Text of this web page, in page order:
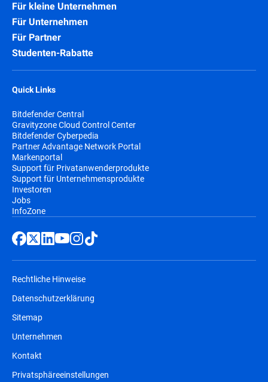
Für kleine Unternehmen
Für Unternehmen
Für Partner
Studenten-Rabatte
Quick Links
Bitdefender Central
Gravityzone Cloud Control Center
Bitdefender Cyberpedia
Partner Advantage Network Portal
Markenportal
Support für Privatanwenderprodukte
Support für Unternehmensprodukte
Investoren
Jobs
InfoZone
Rechtliche Hinweise
Datenschutzerklärung
Sitemap
Unternehmen
Kontakt
Privatsphäreeinstellungen